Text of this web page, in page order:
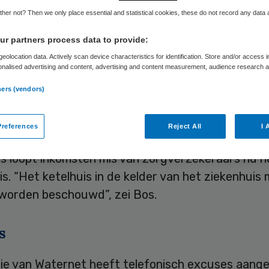
9 september 2015,14:32
Centrum in Amsterdam lijdt tientallen
als gevolg van de gesprongen waterleiding
Wouter Bos van het VUmc
komt nog de inkomstenderving als
loopt inkomsten mis van zorgverzekeraars nu
“Het ketelhuis in de kelder van het ziekenhuis
beschouwd”, zei Bos.
van Waternet heeft telefonisch excuses
not? Then we only place essential and statistical cookies, these do not record any data
partners process data to provide:
data. Actively scan device characteristics for identification. Store and/or access
advertising and content, advertising and content measurement, audience research
(vendors)
Reject All I